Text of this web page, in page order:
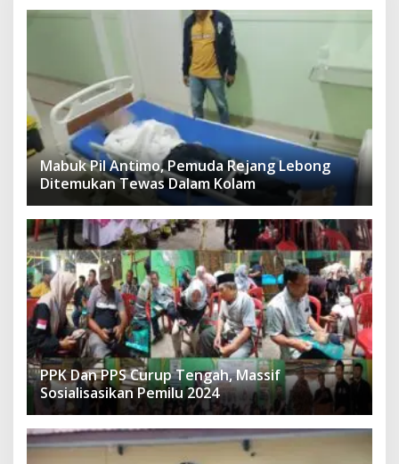
Mabuk Pil Antimo, Pemuda Rejang Lebong
Ditemukan Tewas Dalam Kolam
PPK Dan PPS Curup Tengah, Massif
Sosialisasikan Pemilu 2024